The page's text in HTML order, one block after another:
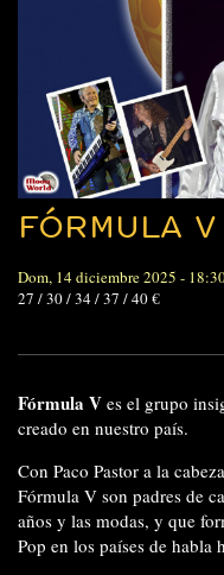
FÓRMULA V
Dom, 14 diciembre 2025 -
27 / 30 / 34 / 37 / 40 €
Fórmula V es el grupo
creado en nuestro país.
Con Paco Pastor a la
Fórmula V son padres de
años y las modas, y que
Pop en los países de habla